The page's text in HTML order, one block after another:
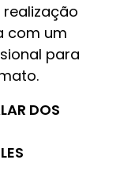
com um
para
DOS